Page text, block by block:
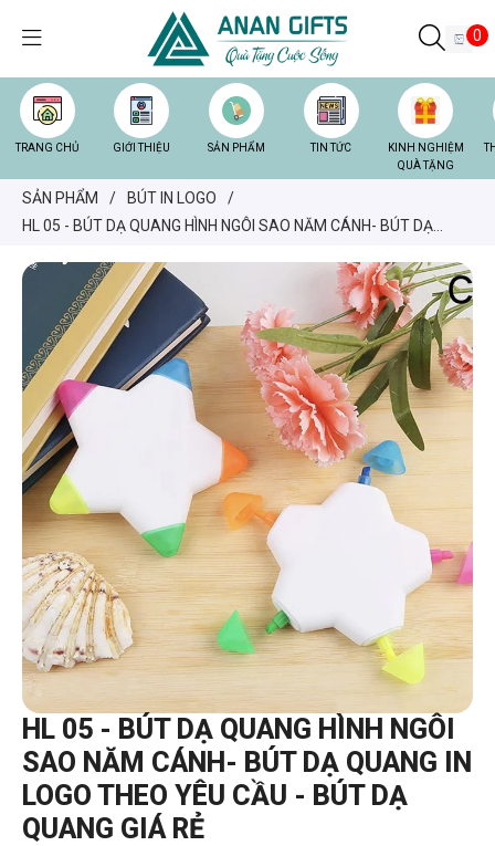
0
TRANG CHỦ GIỚI THIỆU SẢN PHẨM TIN TỨC
KINH NGHIỆM
QUÀ TẶNG
SẢN PHẨM / BÚT IN LOGO
/
HL 05 - BÚT DẠ QUANG HÌNH NGÔI SAO NĂM CÁNH- BÚT DẠ
HL 05 - BÚT DẠ QUANG HÌNH NGÔI
SAO NĂM CÁNH- BÚT DẠ QUANG IN
LOGO THEO YÊU CẦU - BÚT DẠ
QUANG GIÁ RẺ